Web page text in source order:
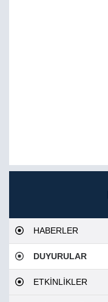
HABERLER
DUYURULAR
ETKİNLİKLER